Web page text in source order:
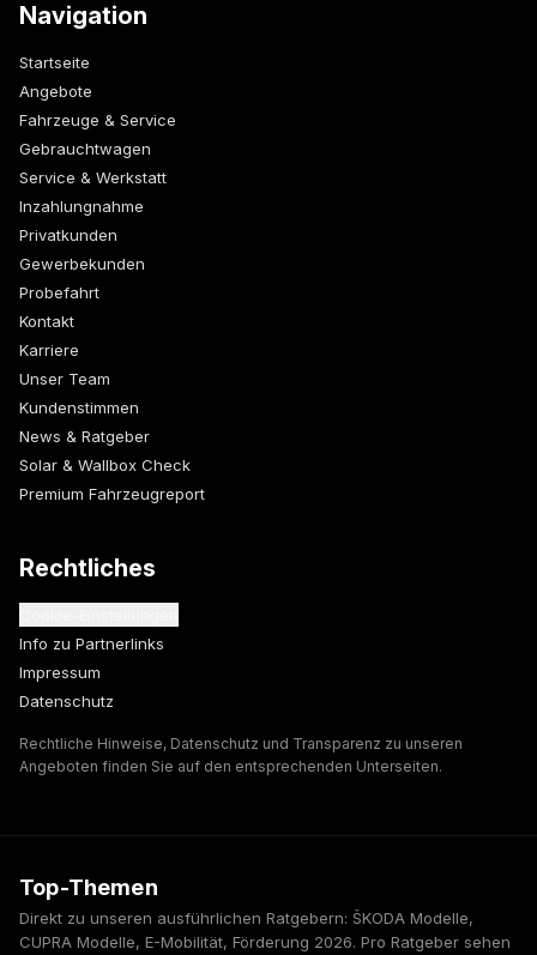
Navigation
Startseite
Angebote
Fahrzeuge & Service
Gebrauchtwagen
Service & Werkstatt
Inzahlungnahme
Privatkunden
Gewerbekunden
Probefahrt
Kontakt
Karriere
Unser Team
Kundenstimmen
News & Ratgeber
Solar & Wallbox Check
Premium Fahrzeugreport
Rechtliches
Info zu Partnerlinks
Impressum
Datenschutz
Rechtliche Hinweise, Datenschutz und Transparenz zu unseren
Angeboten finden Sie auf den entsprechenden Unterseiten.
Top-Themen
Direkt zu unseren ausführlichen Ratgebern: ŠKODA Modelle,
CUPRA Modelle, E-Mobilität, Förderung 2026. Pro Ratgeber sehen